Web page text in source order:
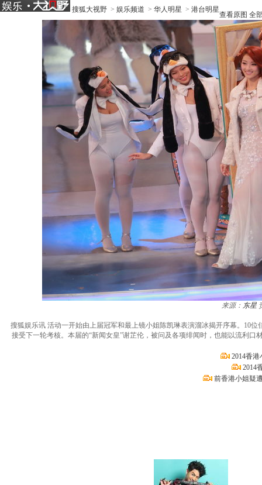
搜狐大视野 > 娱乐频道 > 华人明星 > 港台明星
查看原图 全
来源： 东星
搜狐娱乐讯 活动一开始由上届冠军和最上镜小姐陈凯琳表演溜冰揭开序幕。10
接受下一轮考核。本届的“新闻女皇”谢芷伦，被问及各项绯闻时，也能以流利
2014香
2014
前香港小姐疑